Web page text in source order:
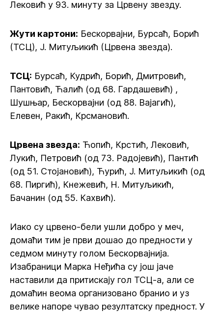
Лековић у 93. минуту за Црвену звезду.
Жути картони: Бескорвајни, Бурсаћ, Борић
(ТСЦ), Ј. Митуљикић (Црвена звезда).
ТСЦ: Бурсаћ, Кудрић, Борић, Дмитровић,
Пантовић, Ћалић (од 68. Гардашевић) ,
Шушњар, Бескорвајни (од 88. Вајагић),
Елевен, Ракић, Крсмановић.
Црвена звезда: Ћопић, Крстић, Лековић,
Лукић, Петровић (од 73. Радојевић), Пантић
(од 51. Стојановић), Ћурић, Ј. Митуљикић (од
68. Пиргић), Кнежевић, Н. Митуљикић,
Бачанин (од 55. Кахвић).
Иако су црвено-бели ушли добро у меч,
домаћи тим је први дошао до предности у
седмом минуту голом Бескорвајнија.
Изабраници Марка Неђића су још јаче
наставили да притискају гол ТСЦ-а, али се
домаћин веома организовано бранио и уз
велике напоре чувао резултатску предност. У